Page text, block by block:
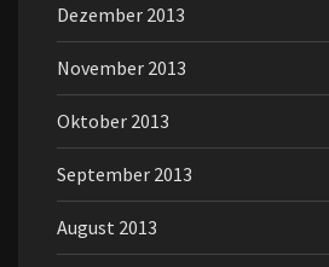
Dezember 2013
November 2013
Oktober 2013
September 2013
August 2013